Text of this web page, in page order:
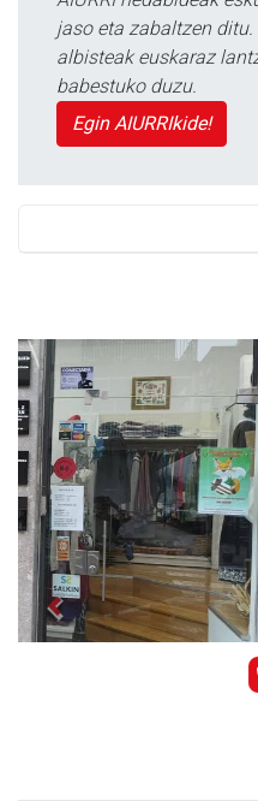
jaso eta zabaltzen
albisteak euskaraz
babestuko duzu.
Egin AIURRIkide!
Previous